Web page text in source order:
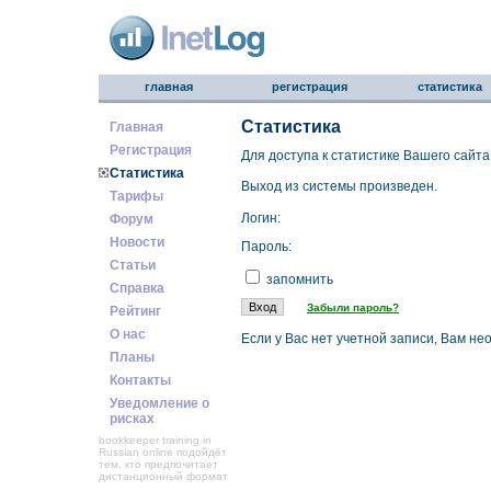
главная регистрация статистика
Главная
Регистрация
Статистика
Тарифы
Форум
Новости
Статьи
Справка
Рейтинг
О нас
Планы
Контакты
Уведомление о
рисках
bookkeeper training in
Russian online подойдёт
тем, кто предпочитает
дистанционный формат
Статистика
Для доступа к статистике Вашего
Выход из системы произведен.
Логин:
Пароль:
запомнить
Забыли пароль?
Если у Вас нет учетной записи, Вам